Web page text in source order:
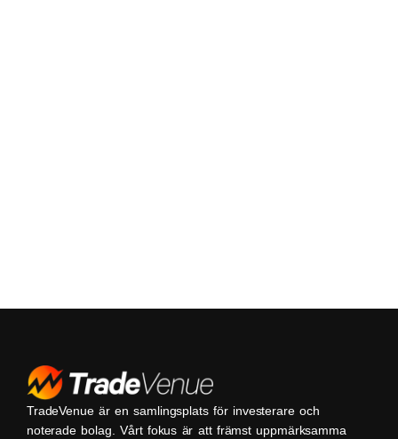
TradeVenue är en samlingsplats för investerare och
noterade bolag. Vårt fokus är att främst uppmärksamma